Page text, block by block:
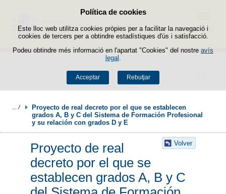
Política de cookies
Este lloc web utilitza cookies pròpies per a facilitar la navegació i
cookies de tercers per a obtindre estadístiques d'ús i satisfacció.
Podeu obtindre més informació en l'apartat "Cookies" del nostre avís
legal
Acceptar Rebutjar
Passar al contingut
Buscador
Menú
Proyecto de real decreto por el que se establecen
grados A, B y C del Sistema de Formación Profesional
y su relación con grados D y E
Volver
Proyecto de real
decreto por el que se
establecen grados A, B y C